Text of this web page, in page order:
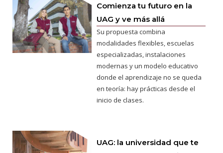
Comienza tu futuro en la
UAG y ve más allá
Su propuesta combina
modalidades flexibles, escuelas
especializadas, instalaciones
modernas y un modelo educativo
donde el aprendizaje no se queda
en teoría: hay prácticas desde el
inicio de clases.
UAG: la universidad que te